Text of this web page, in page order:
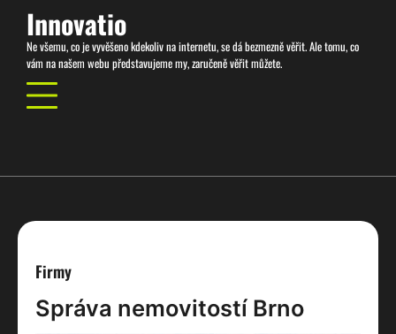
content
Innovatio
Ne všemu, co je vyvěšeno kdekoliv na internetu, se dá bezmezně věřit. Ale tomu, co
vám na našem webu představujeme my, zaručeně věřit můžete.
Firmy
Správa nemovitostí Brno